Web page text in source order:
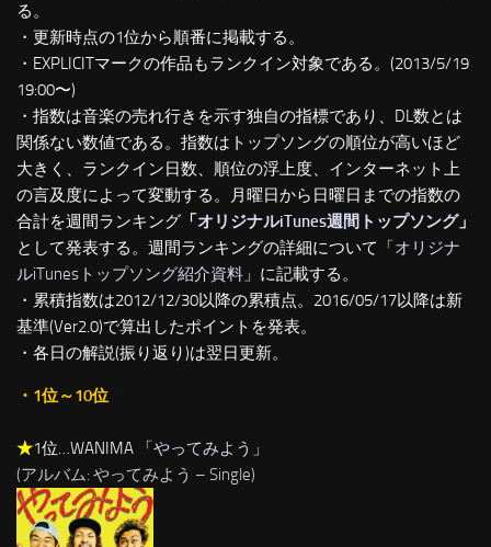
る。
・更新時点の1位から順番に掲載する。
・EXPLICITマークの作品もランクイン対象である。(2013/5/19
19:00〜)
・指数は音楽の売れ行きを示す独自の指標であり、DL数とは
関係ない数値である。指数はトップソングの順位が高いほど
大きく、ランクイン日数、順位の浮上度、インターネット上
の言及度によって変動する。月曜日から日曜日までの指数の
合計を週間ランキング 「オリジナルiTunes週間トップソング」
として発表する。週間ランキングの詳細について「オリジナ
ルiTunesトップソング紹介資料 」に記載する。
・累積指数は2012/12/30以降の累積点。2016/05/17以降は新
基準(Ver2.0)で算出したポイントを発表。
・各日の解説(振り返り)は翌日更新。
・1位～10位
★1位…WANIMA 「やってみよう 」
(アルバム: やってみよう – Single)